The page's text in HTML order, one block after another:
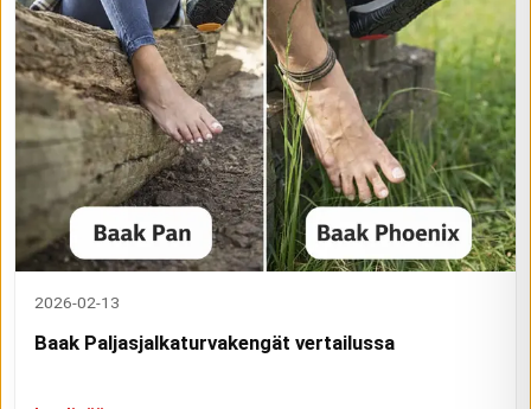
2026-02-13
Baak Paljasjalkaturvakengät vertailussa